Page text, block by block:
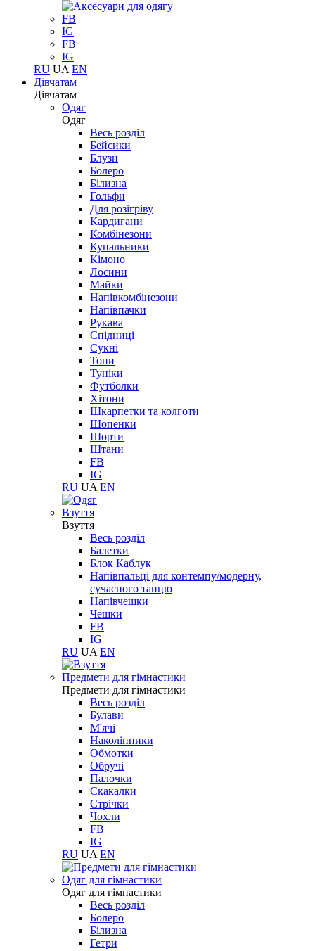
FB
IG
FB
IG
RU UA EN
Дівчатам
Дівчатам
Одяг
Одяг
Весь розділ
Бейсики
Блузи
Болеро
Білизна
Гольфи
Для розігріву
Кардигани
Комбінезони
Купальники
Кімоно
Лосини
Майки
Напівкомбінезони
Напівпачки
Рукава
Спідниці
Сукні
Топи
Туніки
Футболки
Хітони
Шкарпетки та колготи
Шопенки
Шорти
Штани
FB
IG
RU UA EN
Взуття
Взуття
Весь розділ
Балетки
Блок Каблук
Напівпальці для контемпу/модерну,
сучасного танцю
Напівчешки
Чешки
FB
IG
RU UA EN
Предмети для гімнастики
Предмети для гімнастики
Весь розділ
Булави
М'ячі
Наколінники
Обмотки
Обручі
Палочки
Скакалки
Стрічки
Чохли
FB
IG
RU UA EN
Одяг для гімнастики
Одяг для гімнастики
Весь розділ
Болеро
Білизна
Гетри